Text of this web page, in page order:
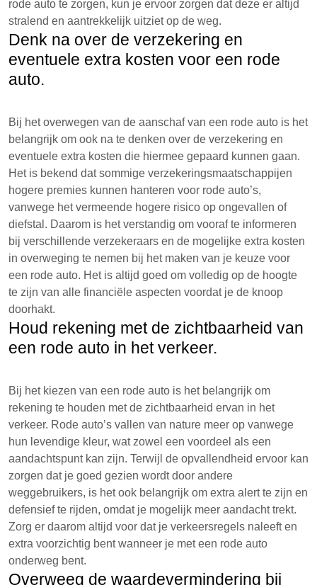
rode auto te zorgen, kun je ervoor zorgen dat deze er altijd
stralend en aantrekkelijk uitziet op de weg.
Denk na over de verzekering en
eventuele extra kosten voor een rode
auto.
Bij het overwegen van de aanschaf van een rode auto is het
belangrijk om ook na te denken over de verzekering en
eventuele extra kosten die hiermee gepaard kunnen gaan.
Het is bekend dat sommige verzekeringsmaatschappijen
hogere premies kunnen hanteren voor rode auto’s,
vanwege het vermeende hogere risico op ongevallen of
diefstal. Daarom is het verstandig om vooraf te informeren
bij verschillende verzekeraars en de mogelijke extra kosten
in overweging te nemen bij het maken van je keuze voor
een rode auto. Het is altijd goed om volledig op de hoogte
te zijn van alle financiële aspecten voordat je de knoop
doorhakt.
Houd rekening met de zichtbaarheid van
een rode auto in het verkeer.
Bij het kiezen van een rode auto is het belangrijk om
rekening te houden met de zichtbaarheid ervan in het
verkeer. Rode auto’s vallen van nature meer op vanwege
hun levendige kleur, wat zowel een voordeel als een
aandachtspunt kan zijn. Terwijl de opvallendheid ervoor kan
zorgen dat je goed gezien wordt door andere
weggebruikers, is het ook belangrijk om extra alert te zijn en
defensief te rijden, omdat je mogelijk meer aandacht trekt.
Zorg er daarom altijd voor dat je verkeersregels naleeft en
extra voorzichtig bent wanneer je met een rode auto
onderweg bent.
Overweeg de waardevermindering bij